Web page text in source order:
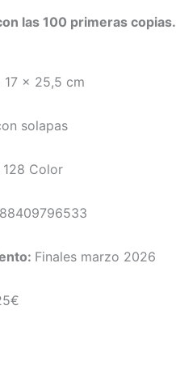
las 100 primeras copias.
17 x 25,5 cm
solapas
128 Color
Finales marzo 2026